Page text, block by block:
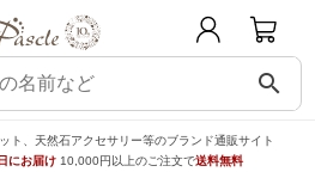
search
ト、天然石アクセサリー等のブランド通販サイト
にお届け 10,000円以上のご注文で送料無料